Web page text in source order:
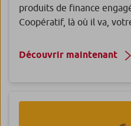
produits de finance
Coopératif, là où il va,
Découvrir maintenant